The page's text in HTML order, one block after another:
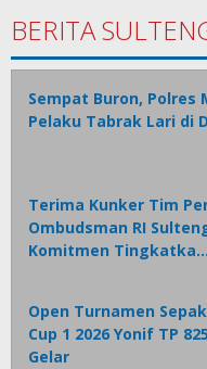
BERITA
Sempat Buron, Polres
Pelaku Tabrak Lari di
Terima Kunker Tim
Ombudsman RI
Komitmen Tingkatka…
Open Turnamen
Cup 1 2026 Yonif TP
Gelar